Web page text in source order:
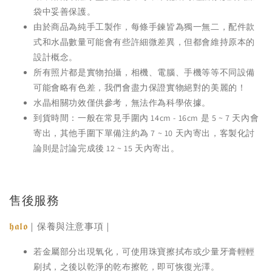
袋中妥善保護。
由於商品為純手工製作，每條手鍊皆為獨一無二，配件款
式和水晶數量可能會有些許細微差異，但都會維持原本的
設計概念。
所有照片都是實物拍攝，相機、電腦、手機等等不同設備
可能會略有色差，我們會盡力保證實物絕對的美麗的！
水晶相關功效僅供參考，無法作為科學依據。
到貨時間：一般在常見手圍內 14cm - 16cm 是 5 ~ 7 天內會
寄出，其他手圍下單備注約為 7 ~ 10 天內寄出，客製化討
論則是討論完成後 12 ~ 15 天內寄出。
售後服務
𝖍𝖆𝖑𝖔 ｜保養與注意事項｜
若金屬部分出現氧化，可使用珠寶擦拭布或少量牙膏輕輕
刷拭，之後以乾淨的乾布擦乾，即可恢復光澤。